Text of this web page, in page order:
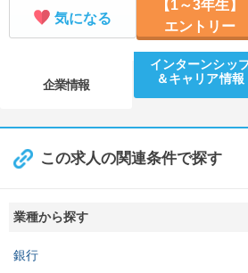
気になる
【1～3年生】
エントリー
企業情報
インターンシッ
＆キャリア情報
この求人の関連条件で探す
業種から探す
銀行